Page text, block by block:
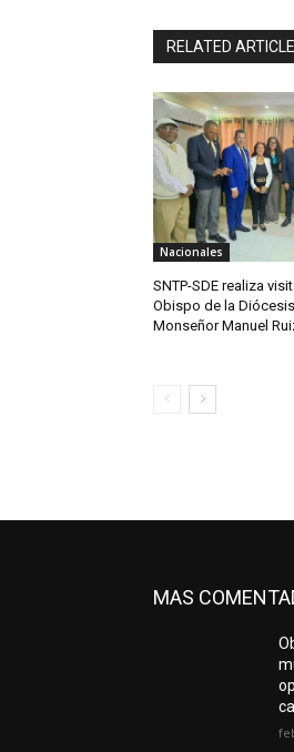
RELATED
Nacionales
SNTP-SDE realiza
Obispo de la
Monseñor Manuel
MAS